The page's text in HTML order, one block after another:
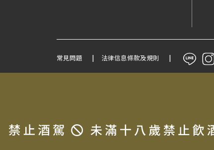
常見問題 法律信息條款及規則